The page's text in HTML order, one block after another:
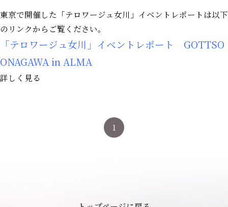
東京で開催した「テロワージュ女川」イベントレポートは以下
のリンクからご覧ください。
「テロワージュ女川」イベントレポート GOTTSO
ONAGAWA in ALMA
詳しく見る
1